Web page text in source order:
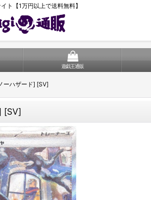
ト【1万円以上で送料無料】
遊戯王通販
ーハザード] [SV]
[SV]